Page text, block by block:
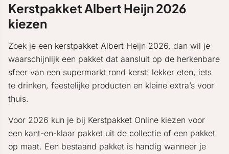
Kerstpakket Albert Heijn 2026
kiezen
Zoek je een kerstpakket Albert Heijn 2026, dan wil je
waarschijnlijk een pakket dat aansluit op de herkenbare
sfeer van een supermarkt rond kerst: lekker eten, iets
te drinken, feestelijke producten en kleine extra’s voor
thuis.
Voor 2026 kun je bij Kerstpakket Online kiezen voor
een kant-en-klaar pakket uit de collectie of een pakket
op maat. Een bestaand pakket is handig wanneer je